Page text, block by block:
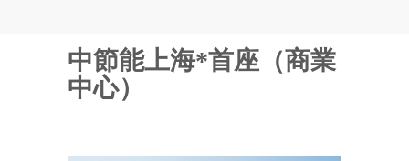
中節能上海*首座（商業
中心）